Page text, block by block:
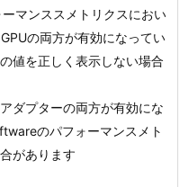
マンススメトリクスにおい
の両方が有効になってい
値を正しく表示しない場合
ダプターの両方が有効にな
のパフォーマンスメト
があります